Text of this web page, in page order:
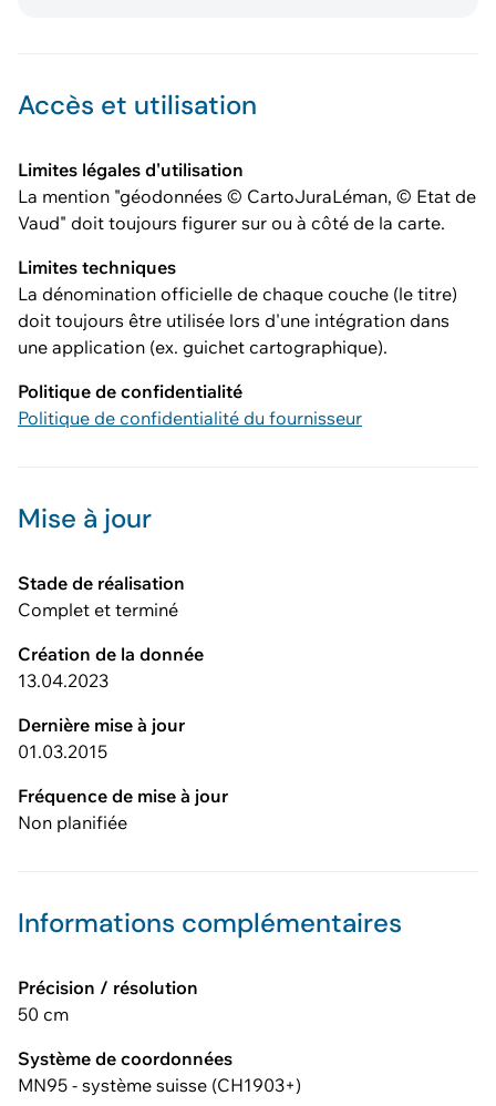
Accès et utilisation
Limites légales d'utilisation
La mention "géodonnées © CartoJuraLéman, © Etat de
Vaud" doit toujours figurer sur ou à côté de la carte.
Limites techniques
La dénomination officielle de chaque couche (le titre)
doit toujours être utilisée lors d'une intégration dans
une application (ex. guichet cartographique).
Politique de confidentialité
Politique de confidentialité du fournisseur
Mise à jour
Stade de réalisation
Complet et terminé
Création de la donnée
13.04.2023
Dernière mise à jour
01.03.2015
Fréquence de mise à jour
Non planifiée
Informations complémentaires
Précision / résolution
50 cm
Système de coordonnées
MN95 - système suisse (CH1903+)